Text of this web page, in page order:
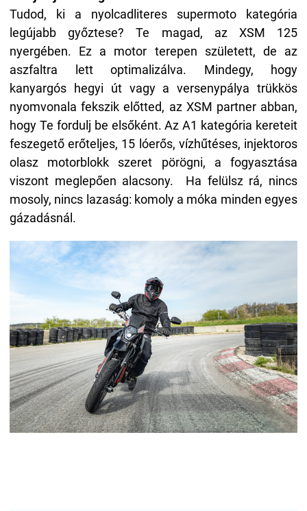
Tudod, ki a nyolcadliteres supermoto kategória
legújabb győztese? Te magad, az XSM 125
nyergében. Ez a motor terepen született, de az
aszfaltra lett optimalizálva. Mindegy, hogy
kanyargós hegyi út vagy a versenypálya trükkös
nyomvonala fekszik előtted, az XSM partner abban,
hogy Te fordulj be elsőként.Az A1 kategória kereteit
feszegető erőteljes, 15 lóerős, vízhűtéses, injektoros
olasz motorblokk szeret pörögni, a fogyasztása
viszont meglepően alacsony.
Ha felülsz rá, nincs
mosoly, nincs lazaság: komoly a móka minden egyes
gázadásnál.